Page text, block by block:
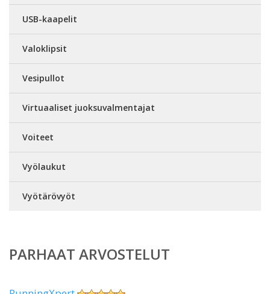
USB-kaapelit
Valoklipsit
Vesipullot
Virtuaaliset juoksuvalmentajat
Voiteet
Vyölaukut
Vyötärövyöt
PARHAAT ARVOSTELUT